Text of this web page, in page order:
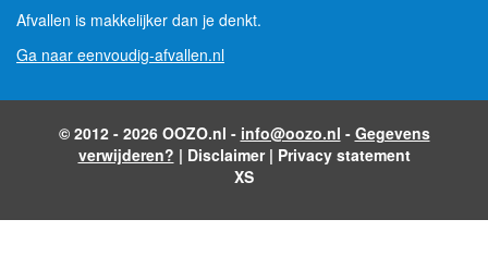
Afvallen is makkelijker dan je denkt.
Ga naar eenvoudig-afvallen.nl
© 2012 - 2026 OOZO.nl - info@oozo.nl - Gegevens
verwijderen? | Disclaimer| Privacy statement
XS